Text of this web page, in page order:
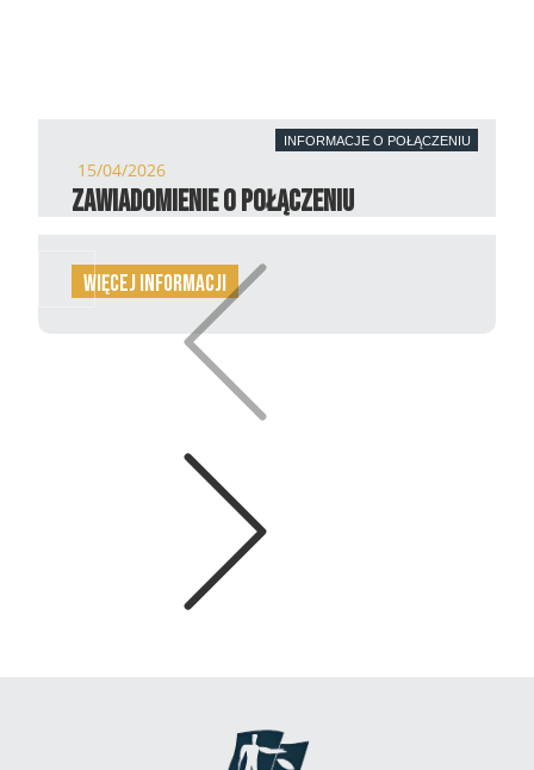
INFORMACJE O POŁĄCZENIU
15/04/2026
Zawiadomienie o połączeniu
więcej informacji